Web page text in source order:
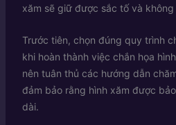
xăm sẽ giữ được sắc tố và không
Trước tiên, chọn đúng quy trình
khi hoàn thành việc chắn họa
nên tuân thủ các hướng dẫn
đảm bảo rằng hình xăm được
dài.